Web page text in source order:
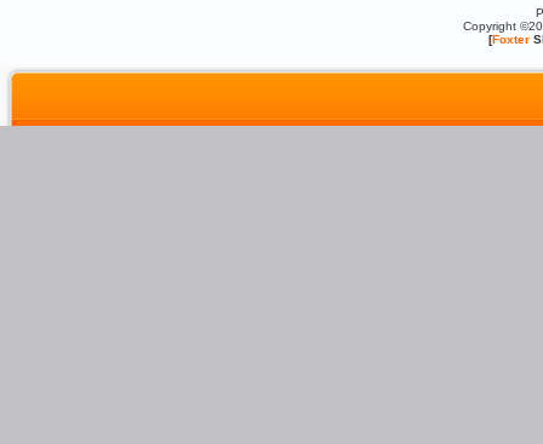
Copyright
[Foxter